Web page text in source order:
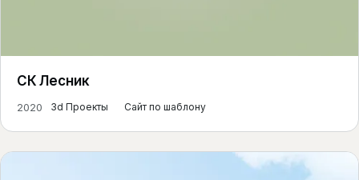
СК Лесник
2020 3d Проекты Сайт по шаблону